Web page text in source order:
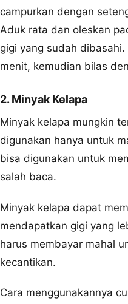
campurkan dengan
Aduk rata dan oleskan
gigi yang sudah
menit, kemudian bilas
2. Minyak Kelapa
Minyak kelapa mungkin
digunakan hanya untuk
bisa digunakan untuk
salah baca.
Minyak kelapa dapat
mendapatkan gigi yang
harus membayar mahal
kecantikan.
Cara menggunakannya